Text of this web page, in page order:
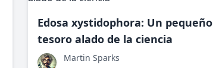
Edosa xystidophora: Un pequeño
tesoro alado de la ciencia
Martin Sparks